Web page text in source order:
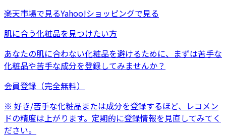
楽天市場で見るYahoo!ショッピングで見る
肌に合う化粧品を見つけたい方
あなたの肌に合わない化粧品を避けるために、まずは苦手な
化粧品や苦手な成分を登録してみませんか？
会員登録（完全無料）
※ 好き/苦手な化粧品または成分を登録するほど、レコメン
ドの精度は上がります。定期的に登録情報を見直してみてく
ださい。